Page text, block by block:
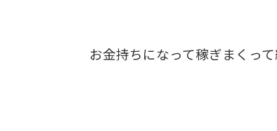
お金持ちになって稼ぎまくっ